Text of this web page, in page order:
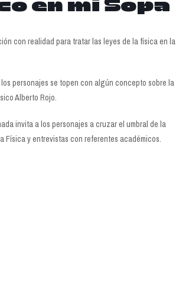
en mi Sopa
con realidad para tratar las leyes de la física en la
personajes se topen con algún concepto sobre la
Alberto Rojo.
invita a los personajes a cruzar el umbral de la
Física y entrevistas con referentes académicos.